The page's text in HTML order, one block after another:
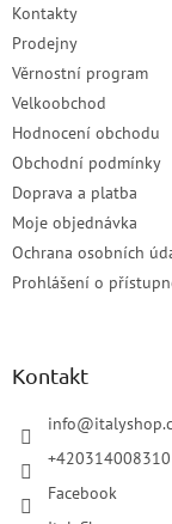
Kontakty
Prodejny
Věrnostní program
Velkoobchod
Hodnocení obchodu
Obchodní podmínky
Doprava a platba
Moje objednávka
Ochrana osobních
Prohlášení o
Kontakt
info@
+420314008310
Facebook